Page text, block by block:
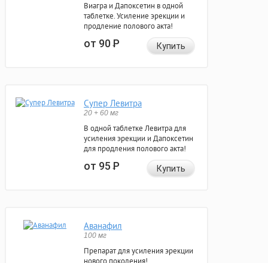
Виагра и Дапоксетин в одной
таблетке. Усиление эрекции и
продление полового акта!
от 90Р Купить
Супер Левитра
20 + 60 мг
В одной таблетке Левитра для
усиления эрекции и Дапоксетин
для продления полового акта!
от 95Р Купить
Аванафил
100 мг
Препарат для усиления эрекции